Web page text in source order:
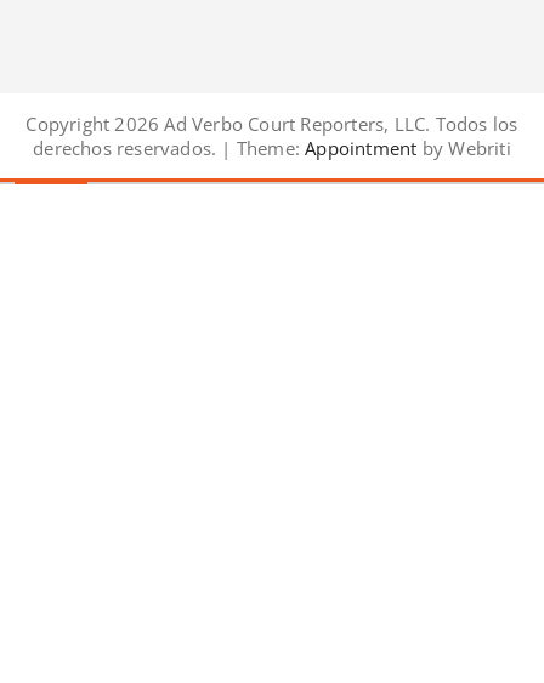
Copyright 2026 Ad Verbo Court Reporters, LLC. Todos los
derechos reservados. | Theme: Appointment by Webriti